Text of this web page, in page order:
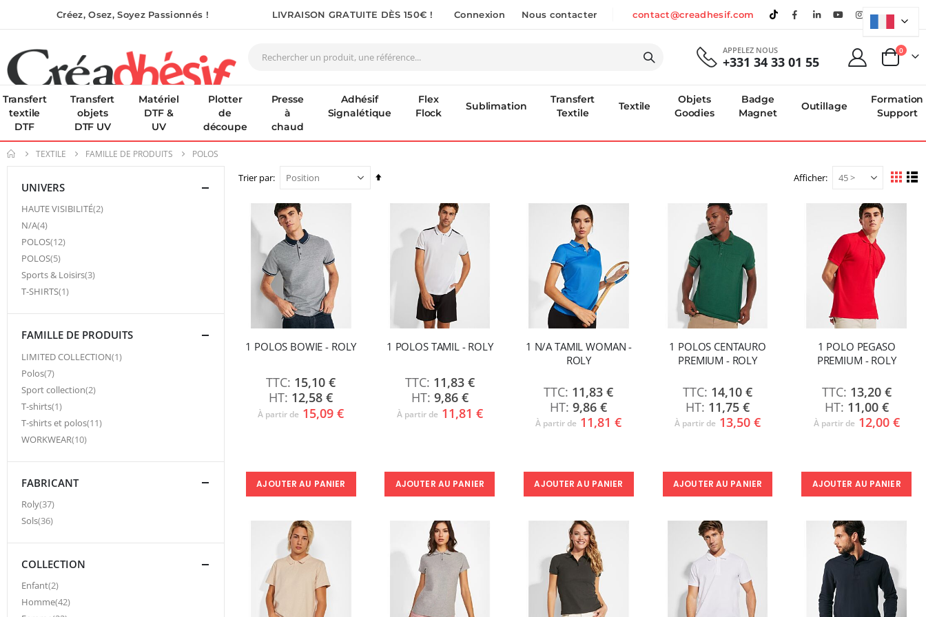
Créez, Osez, Soyez Passionnés ! LIVRAISON GRATUITE DÈS 150€ ! Connexion Nous contacter contact@creadhesif.com
APPELEZ NOUS
+331 34 33 01 55 Panier
0
Transfert
textile
DTF
Transfert
objets
DTF UV
Matériel
DTF &
UV
Plotter
de
découpe
Presse
à
chaud
Adhésif
Signalétique
Flex
Flock
Sublimation
Transfert
Textile
Textile
Objets
Goodies
Badge
Magnet
Outillage
Formation
Support
TEXTILE FAMILLE DE PRODUITS POLOS
Trier par
Par
Afficher
Afficher
en
Grille
1 POLOS BOWIE - ROLY
15,10 €
12,58 €
À partir de 15,09 €
AJOUTER AU PANIER
1 POLOS TAMIL - ROLY
11,83 €
9,86 €
À partir de 11,81 €
AJOUTER AU PANIER
1 N/A TAMIL WOMAN -
ROLY
11,83 €
9,86 €
À partir de 11,81 €
AJOUTER AU PANIER
1 POLOS CENTAURO
PREMIUM - ROLY
14,10 €
11,75 €
À partir de 13,50 €
AJOUTER AU PANIER
1 POLO PEGASO
PREMIUM - ROLY
13,20 €
11,00 €
À partir de 12,00 €
AJOUTER AU PANIER
UNIVERS
HAUTE VISIBILITÉ 2article
N/A 4article
POLOS 12article
POLOS 5article
Sports & Loisirs 3article
T-SHIRTS 1article
FAMILLE DE PRODUITS
LIMITED COLLECTION 1article
Polos 7article
Sport collection 2article
T-shirts 1article
T-shirts et polos 11article
WORKWEAR 10article
FABRICANT
Roly 37article
Sols 36article
COLLECTION
Enfant 2article
Homme 42article